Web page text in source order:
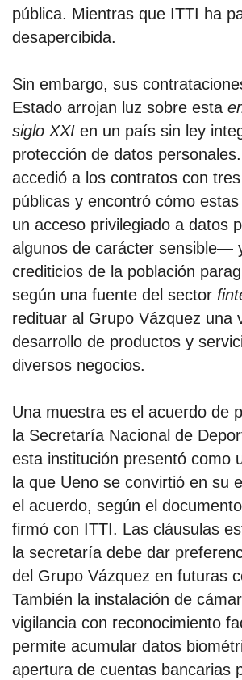
scrolls
chequeo
descargables
el surti
acerca
blog
contacto
pública. Mientras que ITTI ha
desapercibida.
Sin embargo, sus
Estado arrojan luz sobre esta
siglo XXI en un país sin ley
protección de datos
accedió a los contratos con
públicas y encontró cómo
un acceso privilegiado a datos
algunos de carácter sensible—
crediticios de la población
según una fuente del sector
redituar al Grupo Vázquez una
desarrollo de productos y
diversos negocios.
Una muestra es el acuerdo de
la Secretaría Nacional de
esta institución presentó como
la que Ueno se convirtió en su
el acuerdo, según el
firmó con ITTI. Las cláusulas
la secretaría debe dar
del Grupo Vázquez en futuras
También la instalación de
vigilancia con reconocimiento
permite acumular datos
apertura de cuentas bancarias